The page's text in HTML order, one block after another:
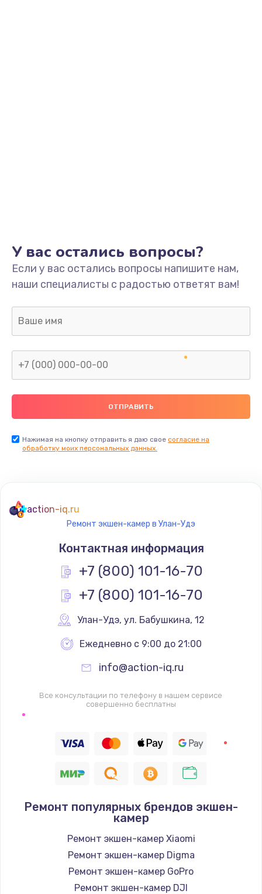
У вас остались вопросы?
Если у вас остались вопросы напишите нам,
наши специалисты с радостью ответят вам!
Нажимая на кнопку отправить я даю свое согласие на
обработку моих персональных данных.
action-iq.ru
Ремонт экшен-камер в Улан-Удэ
Контактная информация
+7 (800) 101-16-70
+7 (800) 101-16-70
Улан-Удэ, ул. Бабушкина, 12
Ежедневно с 9:00 до 21:00
info@action-iq.ru
Все консультации по телефону в нашем сервисе
совершенно бесплатны
Ремонт популярных брендов экшен-
камер
Ремонт экшен-камер Xiaomi
Ремонт экшен-камер Digma
Ремонт экшен-камер GoPro
Ремонт экшен-камер DJI